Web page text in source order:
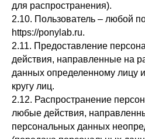
для распространения).
2.10. Пользователь – любой
https://ponylab.ru.
2.11. Предоставление
действия, направленные на
данных определенному лицу
кругу лиц.
2.12. Распространение
любые действия,
персональных данных